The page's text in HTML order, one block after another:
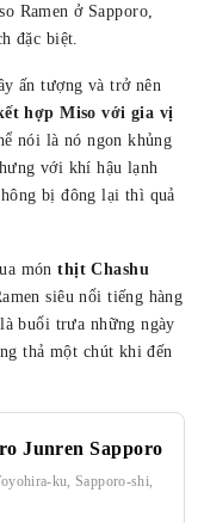
Ramen ở Sapporo,
đặc biệt.
ấn tượng và trở nên
hợp Miso với gia vị
nói là nó ngon khủng
với khí hậu lạnh
bị đông lại thì quả
mónthịt Chashu
siêu nổi tiếng hàng
buổi trưa những ngày
thả một chút khi đến
Junren Sapporo
ku, Sapporo-shi,